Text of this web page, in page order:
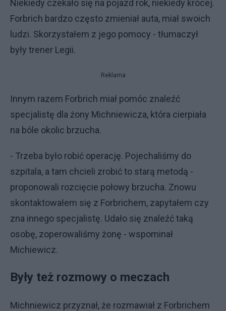
Niekiedy czekało się na pojazd rok, niekiedy krócej.
Forbrich bardzo często zmieniał auta, miał swoich
ludzi. Skorzystałem z jego pomocy - tłumaczył
były trener Legii.
Reklama
Innym razem Forbrich miał pomóc znaleźć
specjalistę dla żony Michniewicza, która cierpiała
na bóle okolic brzucha.
- Trzeba było robić operację. Pojechaliśmy do
szpitala, a tam chcieli zrobić to starą metodą -
proponowali rozcięcie połowy brzucha. Znowu
skontaktowałem się z Forbrichem, zapytałem czy
zna innego specjalistę. Udało się znaleźć taką
osobę, zoperowaliśmy żonę - wspominał
Michiewicz.
Były też rozmowy o meczach
Michniewicz przyznał, że rozmawiał z Forbrichem